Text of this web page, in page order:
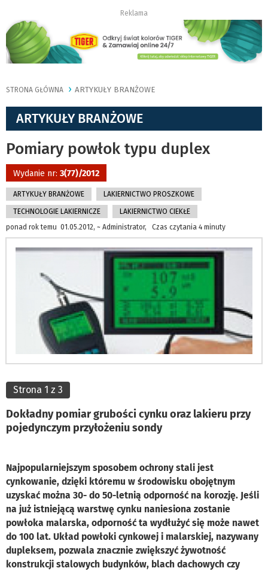
Reklama
STRONA GŁÓWNA ARTYKUŁY BRANŻOWE
ARTYKUŁY BRANŻOWE
Pomiary powłok typu duplex
Wydanie nr: 3(77)/2012
ARTYKUŁY BRANŻOWE LAKIERNICTWO PROSZKOWE
TECHNOLOGIE LAKIERNICZE
LAKIERNICTWO CIEKŁE
ponad rok temu 01.05.2012, ~ Administrator, Czas czytania 4 minuty
Strona 1 z 3
Dokładny pomiar grubości cynku oraz lakieru przy
pojedynczym przyłożeniu sondy
Najpopularniejszym sposobem ochrony stali jest
cynkowanie, dzięki któremu w środowisku obojętnym
uzyskać można 30- do 50-letnią odporność na korozję. Jeśli
na już istniejącą warstwę cynku naniesiona zostanie
powłoka malarska, odporność ta wydłużyć się może nawet
do 100 lat. Układ powłoki cynkowej i malarskiej, nazywany
dupleksem, pozwala znacznie zwiększyć żywotność
konstrukcji stalowych budynków, blach dachowych czy